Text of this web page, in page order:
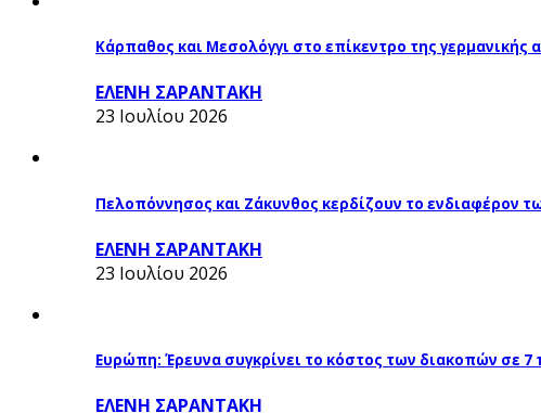
Κάρπαθος και Μεσολόγγι στο επίκεντρο της γερμανικής
ΕΛΕΝΗ ΣΑΡΑΝΤΑΚΗ
23 Ιουλίου 2026
Πελοπόννησος και Ζάκυνθος κερδίζουν το ενδιαφέρον
ΕΛΕΝΗ ΣΑΡΑΝΤΑΚΗ
23 Ιουλίου 2026
Ευρώπη: Έρευνα συγκρίνει το κόστος των διακοπών σε 7
ΕΛΕΝΗ ΣΑΡΑΝΤΑΚΗ